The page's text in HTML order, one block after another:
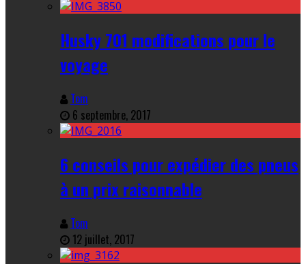
Husky 701 modifications pour le
voyage
Tom
6 septembre, 2017
6 conseils pour expédier des pneus
à un prix raisonnable
Tom
12 juillet, 2017